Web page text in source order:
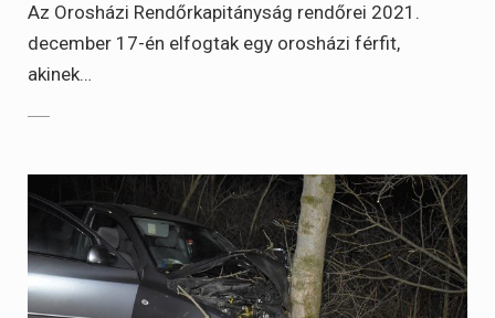
Az Orosházi Rendőrkapitányság rendőrei 2021.
december 17-én elfogtak egy orosházi férfit,
akinek…